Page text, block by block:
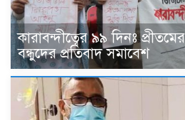
কারাবন্দীত্বের ৯৯ দিনঃ
বন্ধুদের প্রতিবাদ সমাবেশ